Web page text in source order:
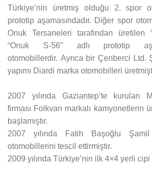
Türkiye’nin üretmiş olduğu 2. spor
prototip aşamasındadır. Diğer spor
Onuk Tersaneleri tarafından üretilen
“Onuk S-56” adlı prototip
otomobillerdir. Ayrıca bir Çenberci Ltd.
yapımı Diardi marka otomobilleri
2007 yılında Gaziantep’te kurulan
firması Folkvan markalı kamyonetlerin
başlamıştır.
2007 yılında Fatih Başoğlu
otomobillerini tescil ettirmiştir.
2009 yılında Türkiye’nin ilk 4×4 yerli